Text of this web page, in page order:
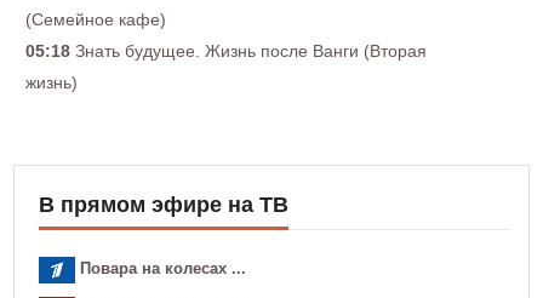
(Семейное кафе)
05:18 Знать будущее. Жизнь после Ванги (Вторая
жизнь)
В прямом эфире на ТВ
Повара на колесах ...